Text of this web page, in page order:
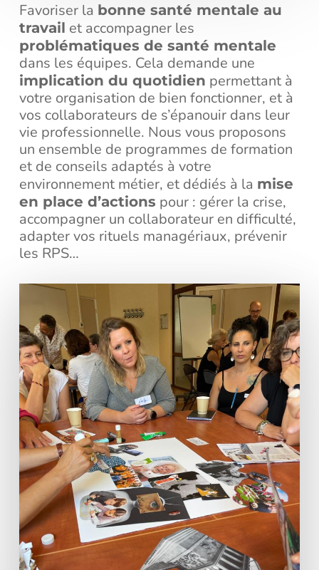
Favoriser la bonne santé mentale au
travail et accompagner les
problématiques de santé mentale
dans les équipes. Cela demande une
implication du quotidien permettant à
votre organisation de bien fonctionner, et à
vos collaborateurs de s’épanouir dans leur
vie professionnelle. Nous vous proposons
un ensemble de programmes de formation
et de conseils adaptés à votre
environnement métier, et dédiés à la mise
en place d’actions pour : gérer la crise,
accompagner un collaborateur en difficulté,
adapter vos rituels managériaux, prévenir
les RPS…